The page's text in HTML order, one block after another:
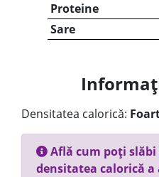
Proteine
Sare
Densitatea calorică:
Află cum poți slăbi
densitatea calorică